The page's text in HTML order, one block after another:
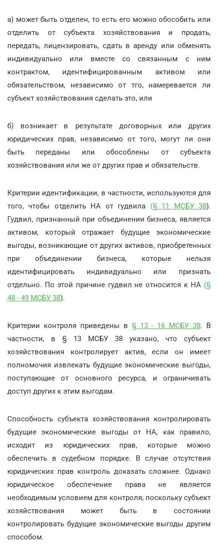
a) может быть отделен, то есть его можно обособить или
отделить от субъекта хозяйствования и продать,
передать, лицензировать, сдать в аренду или обменять
индивидуально или вместе со связанным с ним
контрактом, идентифицированным активом или
обязательством, независимо от тго, намеревается ли
субъект хозяйствования сделать это, или
б) возникает в результате договорных или других
юридических прав, независимо от того, могут ли они
быть переданы или обособлены от субъекта
хозяйствования или же от других прав и обязательств.
Критерии идентификации, в частности, используются для
того, чтобы отделить НА от гудвила (§ 11 МСБУ 38).
Гудвил, признанный при объединении бизнеса, является
активом, который отражает будущие экономические
выгоды, возникающие от других активов, приобретенных
при объединении бизнеса, которые нельзя
идентифицировать индивидуально или признать
отдельно. По этой причине гудвил не относится к НА (§
48 - 49 МСБУ 38).
Критерии контроля приведены в § 13 - 16 МСБУ 38. В
частности, в § 13 МСБУ 38 указано, что субъект
хозяйствования контролирует актив, если он имеет
полномочия извлекать будущие экономические выгоды,
поступающие от основного ресурса, и ограничивать
доступ других к этим выгодам.
Способность субъекта хозяйствования контролировать
будущие экономические выгоды от НА, как правило,
исходит из юридических прав, которые можно
обеспечить в судебном порядке. В случае отсутствия
юридических прав контроль доказать сложнее. Однако
юридическое обеспечение права не является
необходимым условием для контроля, поскольку субъект
хозяйствования может быть в состоянии
контролировать будущие экономические выгоды другим
способом.